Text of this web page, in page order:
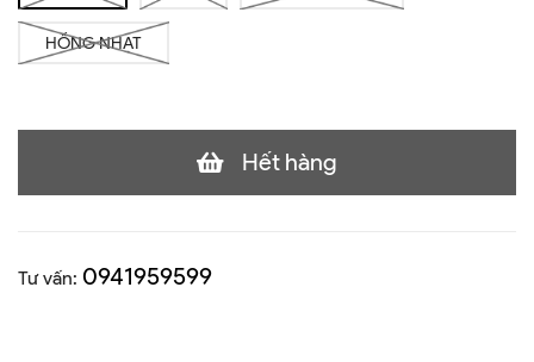
HỒNG NHẠT
Hết hàng
Tư vấn: 0941959599